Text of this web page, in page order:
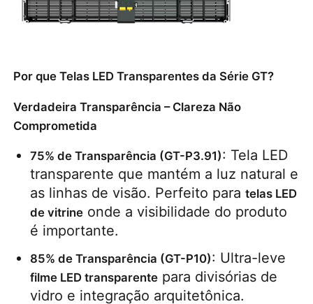
Solicitar Orçamento
Tela da tela LED
Aluguer de ecrãs de LED
Parede de vídeo led de cobra
Exibição de LED transparente
Por que Telas LED Transparentes da Série GT?
Verdadeira Transparência – Clareza Não
Comprometida
75% de Transparência (GT-P3.91): Tela LED
transparente que mantém a luz natural e
as linhas de visão. Perfeito para telas LED
de vitrine onde a visibilidade do produto
é importante.
85% de Transparência (GT-P10)
filme LED transparente para divisórias de
vidro e integração arquitetônica.